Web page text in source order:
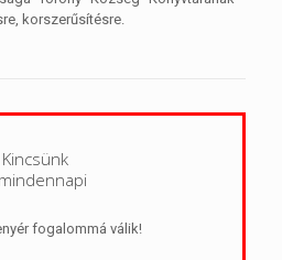
korszerűsítésre.
Kincsünk
fogalommá válik!